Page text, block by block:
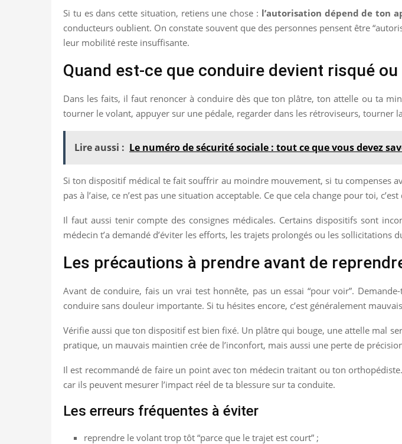
Si tu es dans cette situation, retiens une chose : l’autorisation dépend de ton
conducteurs oublient. On constate souvent que des personnes pensent être
leur mobilité reste insuffisante.
Quand est-ce que conduire devient risqué
Dans les faits, il faut renoncer à conduire dès que ton plâtre, ton attelle ou ta
tourner le volant, appuyer sur une pédale, regarder dans les rétroviseurs,
Lire aussi : Le numéro de sécurité sociale : tout ce que vous devez
Si ton dispositif médical te fait souffrir au moindre mouvement, si tu compenses
pas à l’aise, ce n’est pas une situation acceptable. Ce que cela change pour toi,
Il faut aussi tenir compte des consignes médicales. Certains dispositifs sont
médecin t’a demandé d’éviter les efforts, les trajets prolongés ou les sollicitations
Les précautions à prendre avant de
Avant de conduire, fais un vrai test honnête, pas un essai “pour voir”.
conduire sans douleur importante. Si tu hésites encore, c’est généralement
Vérifie aussi que ton dispositif est bien fixé. Un plâtre qui bouge, une attelle mal
pratique, un mauvais maintien crée de l’inconfort, mais aussi une perte de
Il est recommandé de faire un point avec ton médecin traitant ou ton
car ils peuvent mesurer l’impact réel de ta blessure sur ta conduite.
Les erreurs fréquentes à éviter
reprendre le volant trop tôt “parce que le trajet est court” ;